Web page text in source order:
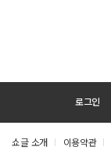
로그인
쇼글 소개 이용약관